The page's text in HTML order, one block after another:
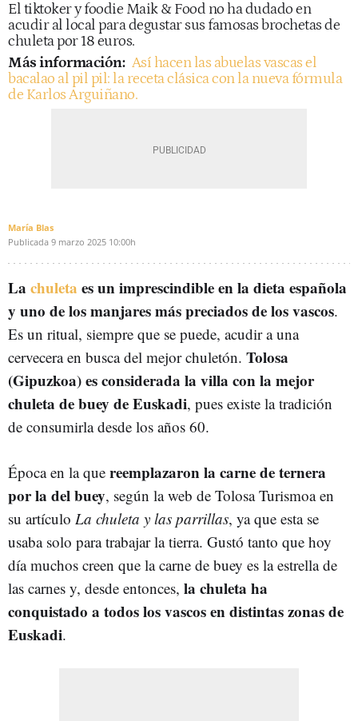
El tiktoker y foodie Maik & Food no ha dudado en
acudir al local para degustar sus famosas brochetas de
chuleta por 18 euros.
Más información: Así hacen las abuelas vascas el
bacalao al pil pil: la receta clásica con la nueva fórmula
de Karlos Arguiñano.
María Blas
Publicada 9 marzo 2025 10:00h
La chuleta es un imprescindible en la dieta española
y uno de los manjares más preciados de los vascos.
Es un ritual, siempre que se puede, acudir a una
cervecera en busca del mejor chuletón. Tolosa
(Gipuzkoa) es considerada la villa con la mejor
chuleta de buey de Euskadi, pues existe la tradición
de consumirla desde los años 60.
Época en la que reemplazaron la carne de ternera
por la del buey, según la web de Tolosa Turismoa en
su artículo La chuleta y las parrillas, ya que esta se
usaba solo para trabajar la tierra. Gustó tanto que hoy
día muchos creen que la carne de buey es la estrella de
las carnes y, desde entonces, la chuleta ha
conquistado a todos los vascos en distintas zonas de
Euskadi.